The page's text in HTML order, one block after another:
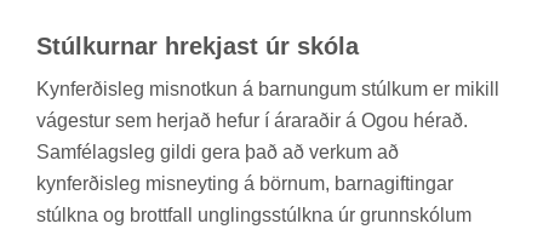
Stúlk­urn­ar hrekj­ast úr skóla
Kyn­ferð­is­leg mis­notk­un á barn­ung­um stúlk­um er mik­ill
vá­gest­ur sem herj­að hef­ur í árarað­ir á Ogou hér­að.
Sam­fé­lags­leg gildi gera það að verk­um að
kyn­ferð­is­leg misneyt­ing á börn­um, barnagift­ing­ar
stúlkna og brott­fall ung­lings­stúlkna úr grunn­skól­um